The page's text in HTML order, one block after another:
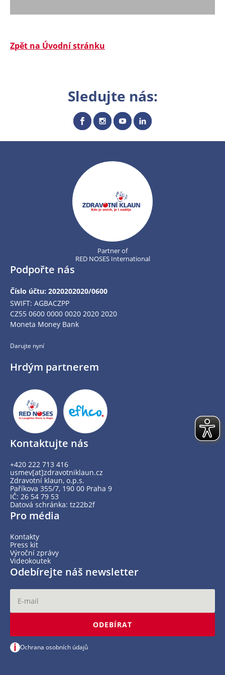
Zpět na Úvodní stránku
Sledujte nás:
Partner of
RED NOSES International
Podpořte nás
Číslo účtu: 2020202020/0600
SWIFT: AGBACZPP
CZ55 0600 0000 0020 2020 2020
Moneta Money Bank
Darujte nyní
Hrdým partnerem
Kontaktujte nás
+420 222 713 416
usmev[at]zdravotniklaun.cz
Zdravotní klaun, o.p.s.
Paříkova 355/7, 190 00 Praha 9
IČ: 26 54 79 53
Datová schránka: tz22b2f
Pro média
Kontakty
Press kit
Výroční zprávy
Videokoutek
Odebírejte náš newsletter
ODEBÍRAT
i Ochrana osobních údajů